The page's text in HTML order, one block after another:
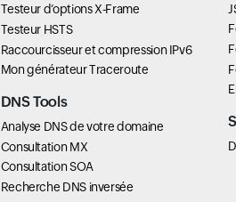
Testeur d’options X-Frame
Testeur HSTS
Raccourcisseur et compression IPv6
Mon générateur Traceroute
DNS Tools
Analyse DNS de votre domaine
Consultation MX
Consultation SOA
Recherche DNS inversée